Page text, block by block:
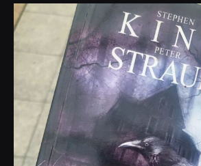
dobryhorror
Wrz 23